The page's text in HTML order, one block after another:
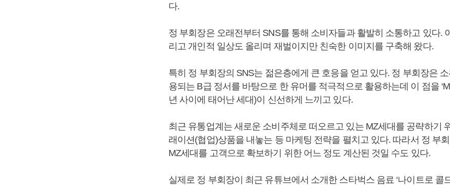
다.
정 부회장은 오래전부터 SNS를 통해 소비자들과 활발히 소통하고 있다.
리고 개인적 일상도 올리며 재벌이지만 친숙한 이미지를 구축해 왔다.
특히 정 부회장의 SNS는 젊은층에게 큰 호응을 얻고 있다. 정 부회장은
용되는 B급 정서를 바탕으로 한 유머를 적극적으로 활용하는데 이 점을
년 사이에 태어난 세대)이 신선하게 느끼고 있다.
최근 유통업계는 새로운 소비주체로 떠오르고 있는 MZ세대를 공략하기
래이션(협업)상품을 내놓는 등 마케팅 전략을 펼치고 있다. 따라서 정 부
MZ세대를 고객으로 확보하기 위한 어느 정도 계산된 것일 수도 있다.
실제로 정 부회장이 최근 유튜브에서 소개한 스타벅스 음료 ‘나이트로 콜